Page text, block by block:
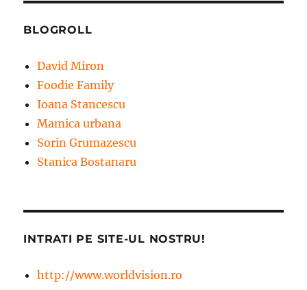
BLOGROLL
David Miron
Foodie Family
Ioana Stancescu
Mamica urbana
Sorin Grumazescu
Stanica Bostanaru
INTRATI PE SITE-UL NOSTRU!
http://www.worldvision.ro